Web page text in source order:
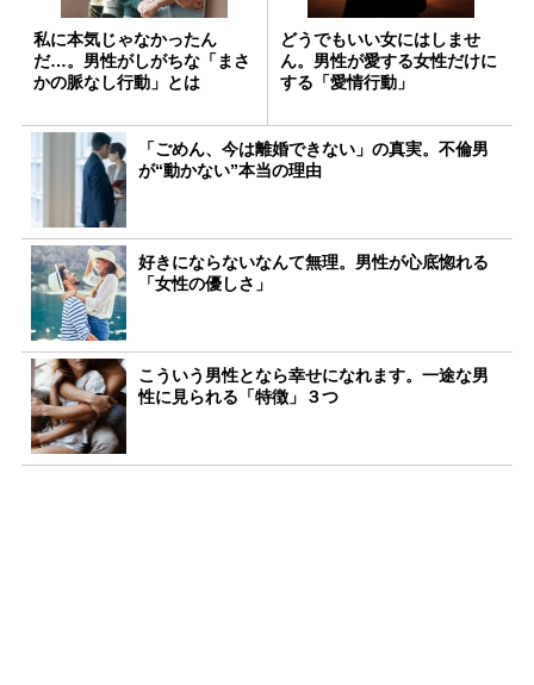
私に本気じゃなかったん
だ…。男性がしがちな「まさ
かの脈なし行動」とは
どうでもいい女にはしませ
ん。男性が愛する女性だけに
する「愛情行動」
「ごめん、今は離婚できない」の真実。不倫男
が“動かない”本当の理由
好きにならないなんて無理。男性が心底惚れる
「女性の優しさ」
こういう男性となら幸せになれます。一途な男
性に見られる「特徴」３つ